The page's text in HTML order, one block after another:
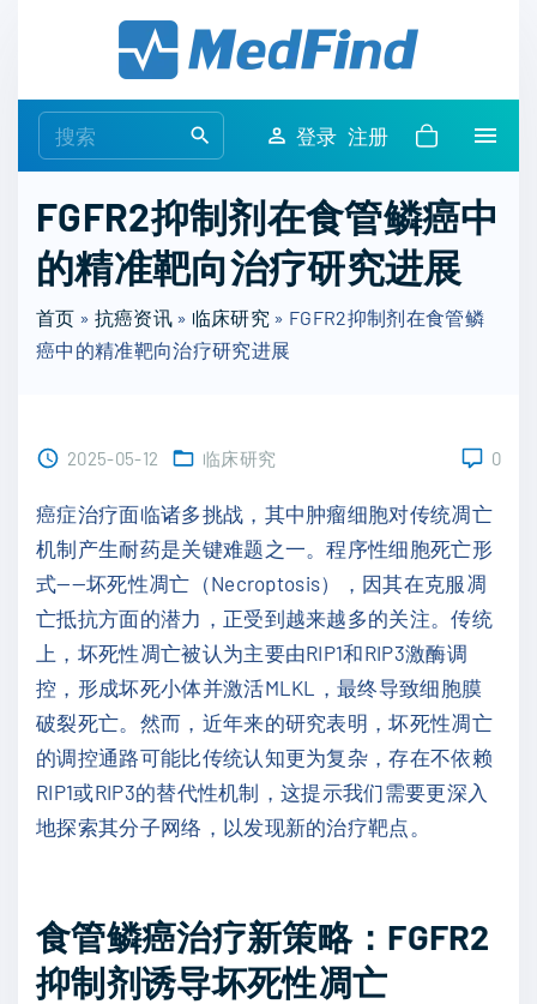
e
r
c
h
f
o
登录 注册
FGFR2抑制剂在食管鳞癌中
的精准靶向治疗研究进展
首页 » 抗癌资讯» 临床研究 » FGFR2抑制剂在食管鳞
癌中的精准靶向治疗研究进展
2025-05-12 临床研究 0
癌症治疗面临诸多挑战，其中肿瘤细胞对传统凋亡
机制产生耐药是关键难题之一。程序性细胞死亡形
式——坏死性凋亡（Necroptosis），因其在克服凋
亡抵抗方面的潜力，正受到越来越多的关注。传统
上，坏死性凋亡被认为主要由RIP1和RIP3激酶调
控，形成坏死小体并激活MLKL，最终导致细胞膜
破裂死亡。然而，近年来的研究表明，坏死性凋亡
的调控通路可能比传统认知更为复杂，存在不依赖
RIP1或RIP3的替代性机制，这提示我们需要更深入
地探索其分子网络，以发现新的治疗靶点。
食管鳞癌治疗新策略：FGFR2
抑制剂诱导坏死性凋亡